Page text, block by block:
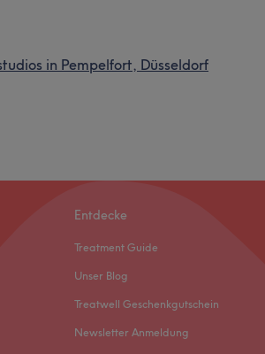
in Pempelfort, Düsseldorf
Entdecke
Treatment Guide
Unser Blog
Treatwell Geschenkgutschein
Newsletter Anmeldung